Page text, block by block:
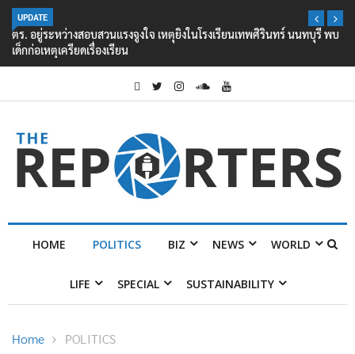
UPDATE
ตร. อยู่ระหว่างสอบสวนแรงจูงใจ เหตุยิงในโรงเรียนเทพศิรินทร์ นนทบุรี พบ
เด็กก่อเหตุเครียดเรื่องเรียน
HOME POLITICS BIZ NEWS WORLD
LIFE SPECIAL SUSTAINABILITY
Home POLITICS